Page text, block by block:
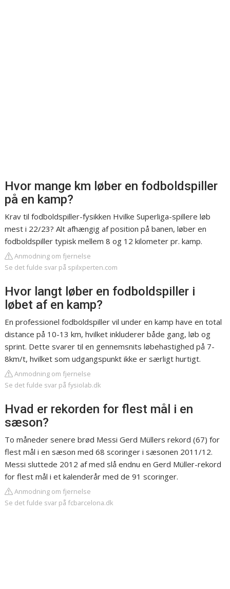
Hvor mange km løber en fodboldspiller
på en kamp?
Krav til fodboldspiller-fysikken Hvilke Superliga-spillere løb
mest i 22/23? Alt afhængig af position på banen, løber en
fodboldspiller typisk mellem 8 og 12 kilometer pr. kamp.
Anmodning om fjernelse
Se det fulde svar på spilxperten.com
Hvor langt løber en fodboldspiller i
løbet af en kamp?
En professionel fodboldspiller vil under en kamp have en total
distance på 10-13 km, hvilket inkluderer både gang, løb og
sprint. Dette svarer til en gennemsnits løbehastighed på 7-
8km/t, hvilket som udgangspunkt ikke er særligt hurtigt.
Anmodning om fjernelse
Se det fulde svar på fysiolab.dk
Hvad er rekorden for flest mål i en
sæson?
To måneder senere brød Messi Gerd Müllers rekord (67) for
flest mål i en sæson med 68 scoringer i sæsonen 2011/12.
Messi sluttede 2012 af med slå endnu en Gerd Müller-rekord
for flest mål i et kalenderår med de 91 scoringer.
Anmodning om fjernelse
Se det fulde svar på fcbarcelona.dk